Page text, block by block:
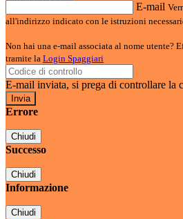
E-mail
all'indirizzo indicato con le istruzioni
Non hai una e-mail associata al nome utente?
tramite la Login Spaggiari
E-mail inviata, si prega di controllare la
Errore
Chiudi
Successo
Chiudi
Informazione
Chiudi